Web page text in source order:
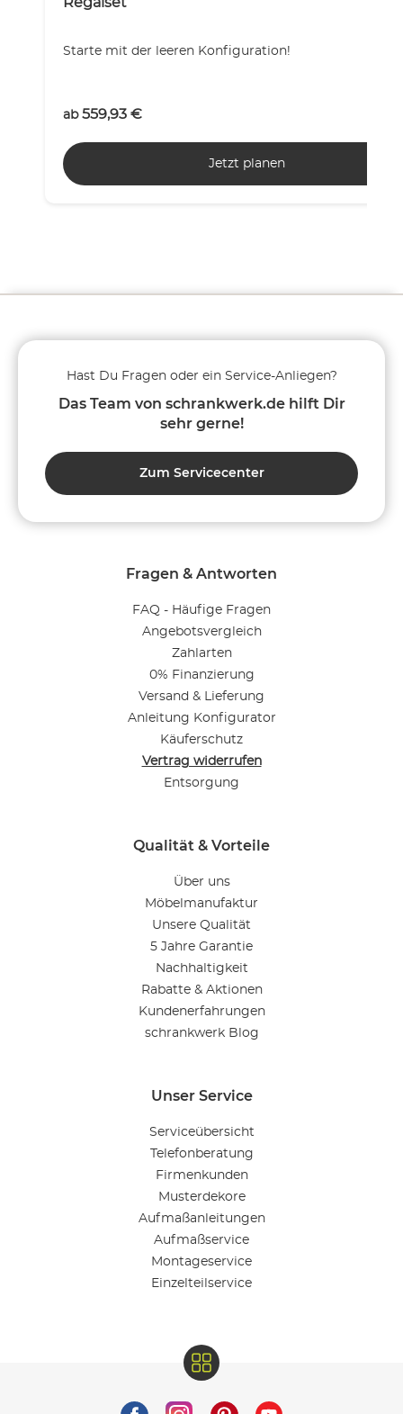
Starte mit der leeren Konfiguration!
ab 559,93 €
Jetzt planen
Fragen & Antworten
FAQ - Häufige Fragen
Angebotsvergleich
Zahlarten
0% Finanzierung
Versand & Lieferung
Anleitung Konfigurator
Käuferschutz
Vertrag widerrufen
Entsorgung
Qualität & Vorteile
Über uns
Möbelmanufaktur
Unsere Qualität
5 Jahre Garantie
Nachhaltigkeit
Rabatte & Aktionen
Kundenerfahrungen
schrankwerk Blog
Unser Service
Serviceübersicht
Telefonberatung
Firmenkunden
Musterdekore
Aufmaßanleitungen
Aufmaßservice
Montageservice
Einzelteilservice
Hast Du Fragen oder ein Service-Anliegen?
Das Team von schrankwerk.de hilft Dir
sehr gerne!
Zum Servicecenter